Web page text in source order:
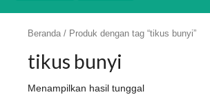
Beranda / Produk dengan tag “tikus bunyi”
tikus bunyi
Menampilkan hasil tunggal